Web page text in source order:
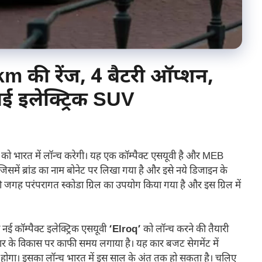
की रेंज, 4 बैटरी ऑप्शन,
इलेक्ट्रिक SUV
भारत में लॉन्च करेगी। यह एक कॉम्पैक्ट एसयूवी है और MEB
ब्रांड का नाम बोनेट पर लिखा गया है और इसे नये डिजाइन के
परंपरागत स्कोडा ग्रिल का उपयोग किया गया है और इस ग्रिल में
कॉम्पैक्ट इलेक्ट्रिक एसयूवी‘Elroq’ को लॉन्च करने की तैयारी
के विकास पर काफी समय लगाया है। यह कार बजट सेगमेंट में
इसका लॉन्च भारत में इस साल के अंत तक हो सकता है। चलिए